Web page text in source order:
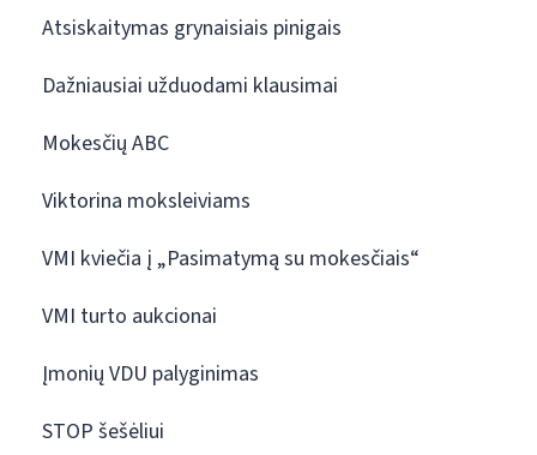
Atsiskaitymas grynaisiais pinigais
Dažniausiai užduodami klausimai
Mokesčių ABC
Viktorina moksleiviams
VMI kviečia į „Pasimatymą su mokesčiais“
VMI turto aukcionai
Įmonių VDU palyginimas
STOP šešėliui